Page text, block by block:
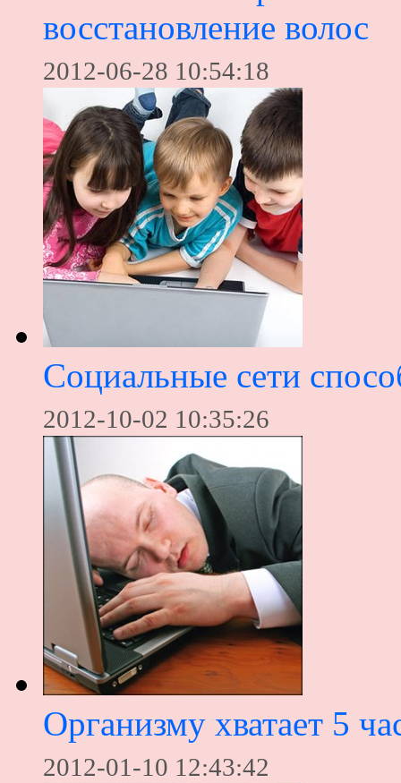
восстановление волос
2012-06-28 10:54:18
Социальные сети
2012-10-02 10:35:26
Организму хватает 5
2012-01-10 12:43:42